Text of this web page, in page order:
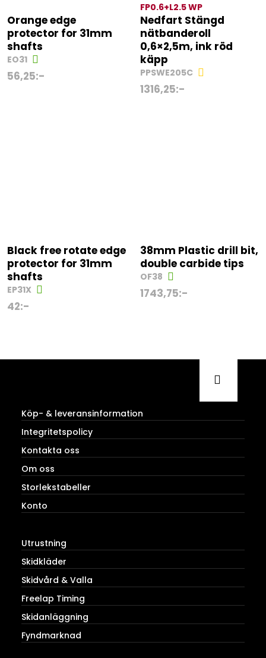
Orange edge
protector for 31mm
shafts
EO31
56,25:-
FP0.6+L2.5 WP
Nedfart Stängd
nätbanderoll
0,6×2,5m, ink röd
käpp
PPSWE205C
1316,25:-
Black free rotate edge
protector for 31mm
shafts
EP31X
42:-
38mm Plastic drill bit,
double carbide tips
OF38
1743,75:-
Köp- & leveransinformation
Integritetspolicy
Kontakta oss
Om oss
Storlekstabeller
Konto
Utrustning
Skidkläder
Skidvård & Valla
Freelap Timing
Skidanläggning
Fyndmarknad